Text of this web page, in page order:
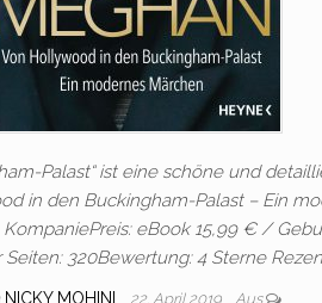
Palast“ ist eine schöne und
in den Buckingham-Palast – Ein
eBook 15,99 € /
Seiten: 320Bewertung: 4 Sterne
NICKY MOHINI 22. April 2019 Aus